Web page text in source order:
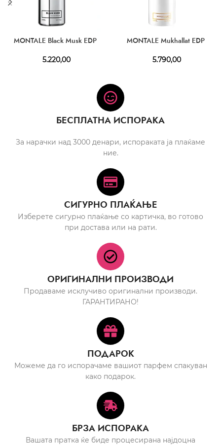
MONTALE Black Musk EDP
5.220,00
MONTALE Mukhallat EDP
5.790,00
БЕСПЛАТНА ИСПОРАКА
За нарачки над 3000 денари, испораката ја плаќаме
ние.
СИГУРНО ПЛАЌАЊЕ
Изберете сигурно плаќање со картичка, во готово
при достава или на рати.
ОРИГИНАЛНИ ПРОИЗВОДИ
Продаваме исклучиво оригинални производи.
ГАРАНТИРАНО!
ПОДАРОК
Можеме да го испорачаме вашиот парфем спакуван
како подарок.
БРЗА ИСПОРАКА
Вашата пратка ќе биде процесирана најдоцна